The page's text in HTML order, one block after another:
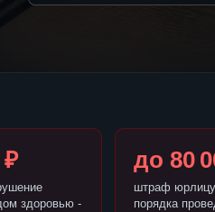
₽
здоровью -
до 80
штраф
порядка